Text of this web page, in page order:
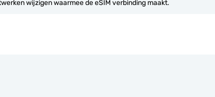
wijzigen waarmee de eSIM verbinding maakt.